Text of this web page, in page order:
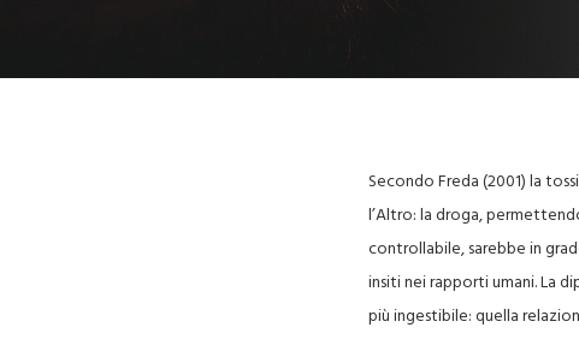
Secondo Freda (2001) la
l’Altro: la droga,
controllabile, sarebbe in
insiti nei rapporti umani. La
più ingestibile: quella